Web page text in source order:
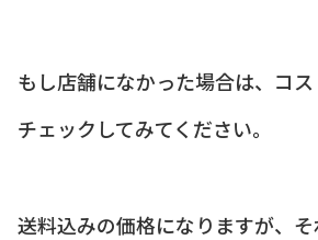
もし店舗になかった場合は、コ
チェックしてみてください。
送料込みの価格になりますが、